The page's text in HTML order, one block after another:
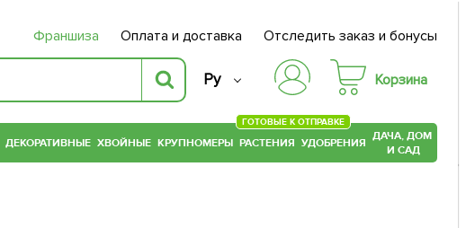
Франшиза Оплата и доставка Отследить заказ и бонусы
Ру Корзина
ДЕКОРАТИВНЫЕ ХВОЙНЫЕ КРУПНОМЕРЫ РАСТЕНИЯ
ГОТОВЫЕ К ОТПРАВКЕ
УДОБРЕНИЯ ДАЧА, ДОМ
И САД